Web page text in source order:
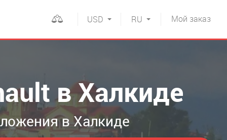
Мой заказ
RU
USD
в Халкиде
в Халкиде